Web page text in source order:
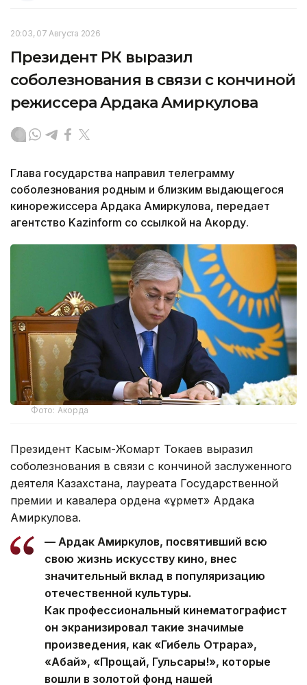
20:03, 07 Августа 2026
Президент РК выразил
соболезнования в связи с кончиной
режиссера Ардака Амиркулова
Глава государства направил телеграмму
соболезнования родным и близким выдающегося
кинорежиссера Ардака Амиркулова, передает
агентство Kazinform со ссылкой на Акорду.
Фото: Акорда
Президент Касым-Жомарт Токаев выразил
соболезнования в связи с кончиной заслуженного
деятеля Казахстана, лауреата Государственной
премии и кавалера ордена «Құрмет» Ардака
Амиркулова.
— Ардак Амиркулов, посвятивший всю
свою жизнь искусству кино, внес
значительный вклад в популяризацию
отечественной культуры.
Как профессиональный кинематографист
он экранизировал такие значимые
произведения, как «Гибель Отрара»,
«Абай», «Прощай, Гульсары!», которые
вошли в золотой фонд нашей